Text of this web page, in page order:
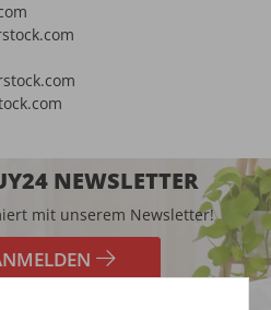
NEWSLETTER
mit unserem Newsletter!